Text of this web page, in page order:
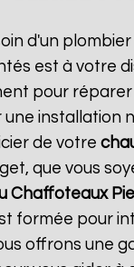
d'un
est à votre
pour
installation
de votre
que vous
Chaffoteaux
formée pour
offrons une